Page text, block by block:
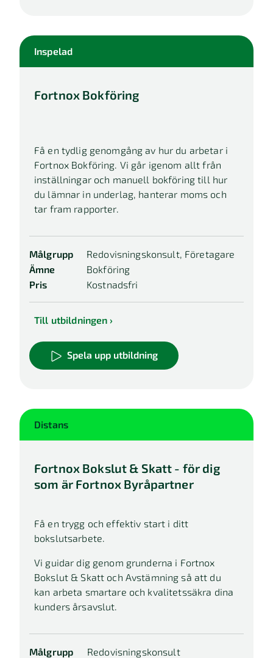
Inspelad
Fortnox Bokföring
Få en tydlig genomgång av hur du arbetar i
Fortnox Bokföring. Vi går igenom allt från
inställningar och manuell bokföring till hur
du lämnar in underlag, hanterar moms och
tar fram rapporter.
Målgrupp
Redovisningskonsult, Företagare
Ämne
Bokföring
Pris
Kostnadsfri
Till utbildningen
Spela upp utbildning
Distans
Fortnox Bokslut & Skatt - för dig
som är Fortnox Byråpartner
Få en trygg och effektiv start i ditt
bokslutsarbete.
Vi guidar dig genom grunderna i Fortnox
Bokslut & Skatt och Avstämning så att du
kan arbeta smartare och kvalitetssäkra dina
kunders årsavslut.
Målgrupp
Redovisningskonsult